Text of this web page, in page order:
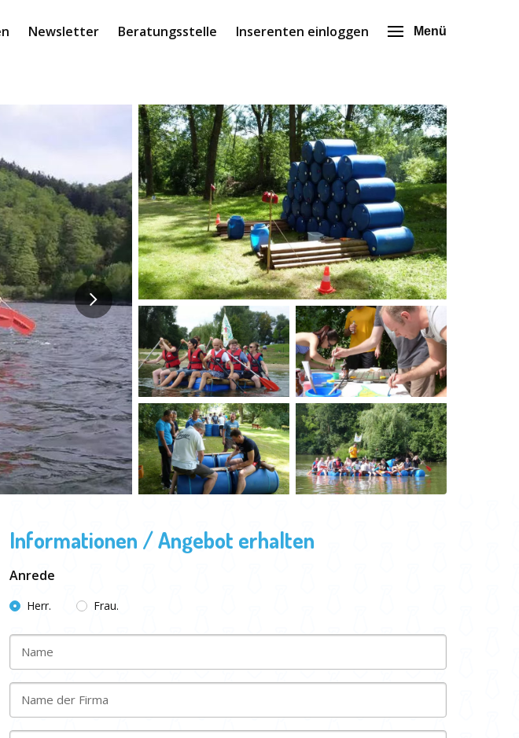
Newsletter Beratungsstelle Inserenten einloggen Menü
Informationen / Angebot erhalten
Anrede
Herr. Frau.
Name
Name der Firma